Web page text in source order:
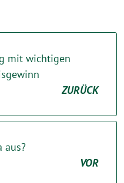
mit wichtigen
ZURÜCK
aus?
VOR